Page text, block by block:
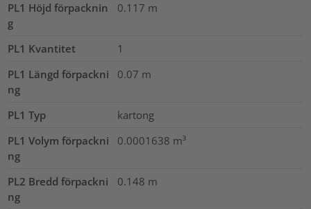
PL1 Höjd förpacknin
g
0.117 m
PL1 Kvantitet
1
PL1 Längd förpackni
ng
0.07 m
PL1 Typ
kartong
PL1 Volym förpackni
ng
0.0001638 m³
PL2 Bredd förpackni
ng
0.148 m